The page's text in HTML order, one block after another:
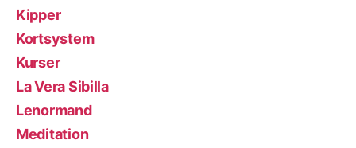
Kipper
Kortsystem
Kurser
La Vera Sibilla
Lenormand
Meditation